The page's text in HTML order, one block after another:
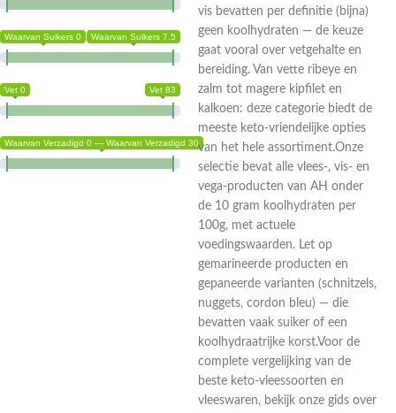
Waarvan Suikers 0 Waarvan Suikers 7.5
Vet 0 Vet 83
Waarvan Verzadigd 0 — Waarvan Verzadigd 30
vis bevatten per definitie (bijna)
geen koolhydraten — de keuze
gaat vooral over vetgehalte en
bereiding. Van vette ribeye en
zalm tot magere kipfilet en
kalkoen: deze categorie biedt de
meeste keto-vriendelijke opties
van het hele assortiment.Onze
selectie bevat alle vlees-, vis- en
vega-producten van AH onder
de 10 gram koolhydraten per
100g, met actuele
voedingswaarden. Let op
gemarineerde producten en
gepaneerde varianten (schnitzels,
nuggets, cordon bleu) — die
bevatten vaak suiker of een
koolhydraatrijke korst.Voor de
complete vergelijking van de
beste keto-vleessoorten en
vleeswaren, bekijk onze gids over